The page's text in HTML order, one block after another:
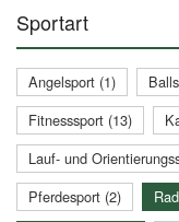
Sportart
Angelsport (1)
Fitnesssport (13)
Lauf- und
Pferdesport (2)